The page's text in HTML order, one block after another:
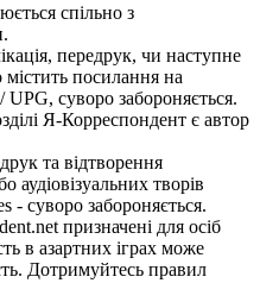
спільно з
передрук, чи наступне
посилання на
суворо забороняється.
Я-Корреспондент є автор
та відтворення
аудіовізуальних творів
- суворо забороняється.
призначені для осіб
в азартних іграх може
Дотримуйтесь правил